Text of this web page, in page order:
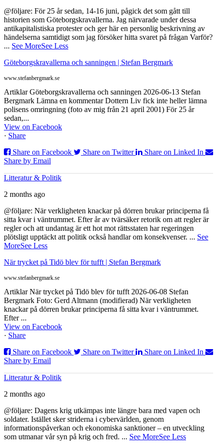
@följare: För 25 år sedan, 14-16 juni, pågick det som gått till
historien som Göteborgskravallerna. Jag närvarade under dessa
antikapitalistiska protester och ger här en personlig beskrivning av
händelserna samtidigt som jag försöker hitta svaret på frågan Varför?
... See MoreSee Less
Göteborgskravallerna och sanningen | Stefan Bergmark
www.stefanbergmark.se
Artiklar Göteborgskravallerna och sanningen 2026-06-13 Stefan
Bergmark Lämna en kommentar Dottern Liv fick inte heller lämna
polisens omringning (foto av mig från 21 april 2001) För 25 år
sedan,...
View on Facebook
· Share
Share on Facebook
Share on Twitter
Share on Linked In
Share by Email
Litteratur & Politik
2 months ago
@följare: När verkligheten knackar på dörren brukar principerna få
sitta kvar i väntrummet. Efter år av tvärsäker retorik om att regler är
regler och att undantag är ett hot mot rättsstaten har regeringen
plötsligt upptäckt att politik också handlar om konsekvenser. ... See
MoreSee Less
När trycket på Tidö blev för tufft | Stefan Bergmark
www.stefanbergmark.se
Artiklar När trycket på Tidö blev för tufft 2026-06-08 Stefan
Bergmark Foto: Gerd Altmann (modifierad) När verkligheten
knackar på dörren brukar principerna få sitta kvar i väntrummet.
Efter ...
View on Facebook
· Share
Share on Facebook
Share on Twitter
Share on Linked In
Share by Email
Litteratur & Politik
2 months ago
@följare: Dagens krig utkämpas inte längre bara med vapen och
soldater. Istället sker striderna i cybervärlden, genom
informationspåverkan och ekonomiska sanktioner – en utveckling
som utmanar vår syn på krig och fred. ... See MoreSee Less